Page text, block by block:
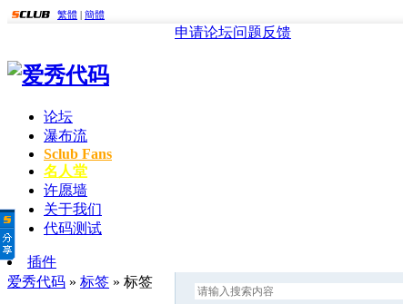
繁體 | 簡體
申请论坛问题反馈
论坛
瀑布流
Sclub Fans
名人堂
许愿墙
关于我们
代码测试
插件
爱秀代码 » 标签 » 标签